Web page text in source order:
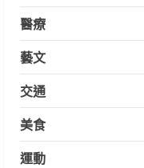
醫療
藝文
交通
美食
運動